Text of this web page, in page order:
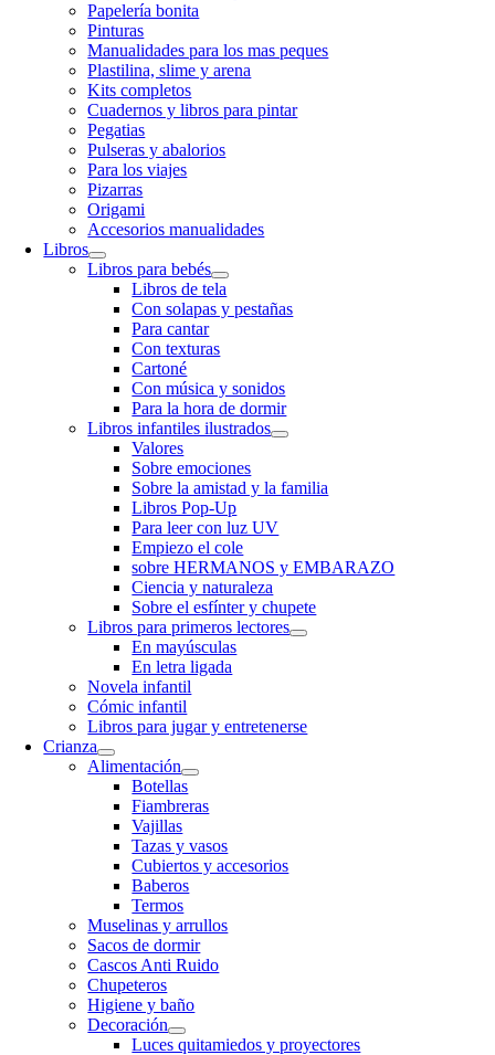
Papelería bonita
Pinturas
Manualidades para los mas peques
Plastilina, slime y arena
Kits completos
Cuadernos y libros para pintar
Pegatias
Pulseras y abalorios
Para los viajes
Pizarras
Origami
Accesorios manualidades
Libros
Libros para bebés
Libros de tela
Con solapas y pestañas
Para cantar
Con texturas
Cartoné
Con música y sonidos
Para la hora de dormir
Libros infantiles ilustrados
Valores
Sobre emociones
Sobre la amistad y la familia
Libros Pop-Up
Para leer con luz UV
Empiezo el cole
sobre HERMANOS y EMBARAZO
Ciencia y naturaleza
Sobre el esfínter y chupete
Libros para primeros lectores
En mayúsculas
En letra ligada
Novela infantil
Cómic infantil
Libros para jugar y entretenerse
Crianza
Alimentación
Botellas
Fiambreras
Vajillas
Tazas y vasos
Cubiertos y accesorios
Baberos
Termos
Muselinas y arrullos
Sacos de dormir
Cascos Anti Ruido
Chupeteros
Higiene y baño
Decoración
Luces quitamiedos y proyectores